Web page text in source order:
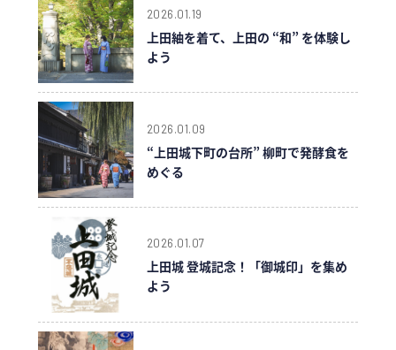
2026.01.19
上田紬を着て、上田の “和” を体験し
よう
2026.01.09
“上田城下町の台所” 柳町で発酵食を
めぐる
2026.01.07
上田城 登城記念！「御城印」を集め
よう